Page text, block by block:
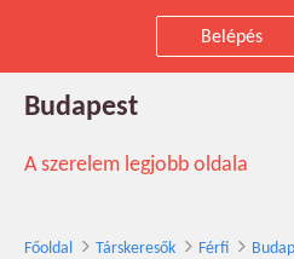
Belépés
Monzetei társkereső
Budapest
A szerelem legjobb oldala
Főoldal Társkeresők Férfi